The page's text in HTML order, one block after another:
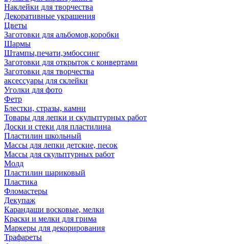
Наклейки для творчества
Декоративные украшения
Цветы
Заготовки для альбомов,коробки
Шармы
Штампы,печати,эмбоссинг
Заготовки для открыток с конвертами
Заготовки для творчества
аксессуары для склейки
Уголки для фото
Фетр
Блестки, стразы, камни
Товары для лепки и скульптурных работ
Доски и стеки для пластилина
Пластилин школьный
Массы для лепки детские, песок
Массы для скульптурных работ
Молд
Пластилин шариковый
Пластика
Фломастеры
Декупаж
Карандаши восковые, мелки
Краски и мелки для грима
Маркеры для декорирования
Трафареты